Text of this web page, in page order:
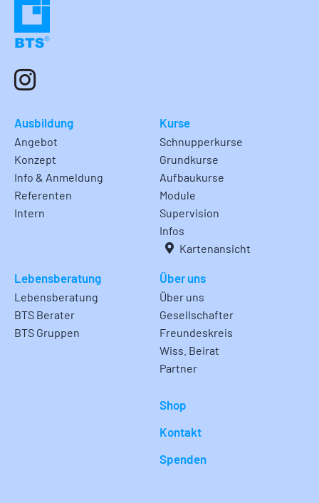
Ausbildung
Angebot
Konzept
Info & Anmeldung
Referenten
Intern
Kurse
Schnupperkurse
Grundkurse
Aufbaukurse
Module
Supervision
Infos
Kartenansicht
Lebensberatung
Lebensberatung
BTS Berater
BTS Gruppen
Über uns
Über uns
Gesellschafter
Freundeskreis
Wiss. Beirat
Partner
Shop
Kontakt
Spenden